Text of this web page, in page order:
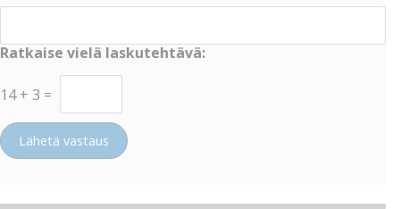
Ratkaise vielä laskutehtävä:
14 + 3 =
Lähetä vastaus